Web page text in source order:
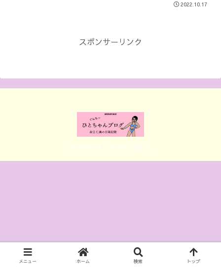
2022.10.17
スポンサーリンク
© 2022 ひとちゃんブログ.
メニュー ホーム 検索 トップ